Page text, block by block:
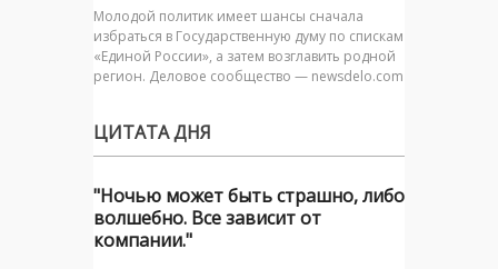
Молодой политик имеет шансы сначала
избраться в Государственную думу по спискам
«Единой России», а затем возглавить родной
регион. Деловое сообщество — newsdelo.com
ЦИТАТА ДНЯ
"Ночью может быть страшно, либо
волшебно. Все зависит от
компании."